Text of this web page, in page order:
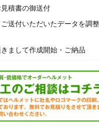
積書の御送付
ご送付いただいたデータを調
まして作成開始・ご納品